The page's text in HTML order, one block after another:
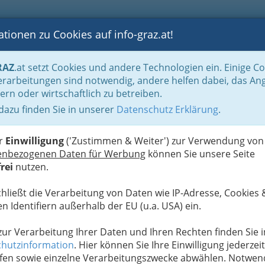
BLOGS FOTOS GASTRONOMIE BRANCHEN
zu Cookies auf info-graz.at!
.at setzt Cookies und andere Technologien ein. Einige
sind notwendig, andere helfen dabei, das
oder wirtschaftlich zu betreiben.
finden Sie in unserer Datenschutz Erklärung.
Einwilligung('Zustimmen & Weiter') zur Verwendung von
Daten für Werbung können Sie unsere Seite
nutzen.
die Verarbeitung von Daten wie IP-Adresse, Cookies
Identifiern außerhalb der EU (u.a. USA) ein.
Verarbeitung Ihrer Daten und Ihren Rechten finden Sie
. Hier können Sie Ihre Einwilligung jederzeit
sowie einzelne Verarbeitungszwecke abwählen.
am Wochenende
Thalersee